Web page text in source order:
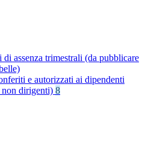
di assenza trimestrali (da pubblicare
e autorizzati ai dipendenti
dirigenti) 8